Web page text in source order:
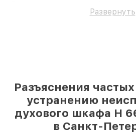
Развернуть
Разъяснения
устранению
духового шкафа H
в Санкт-